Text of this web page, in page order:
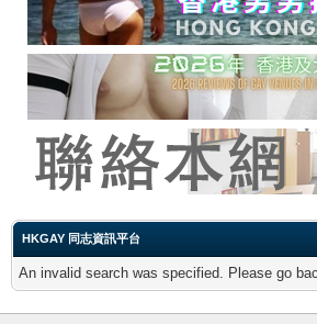
HKGAY 同志資訊平台
An invalid search was specified. Please go